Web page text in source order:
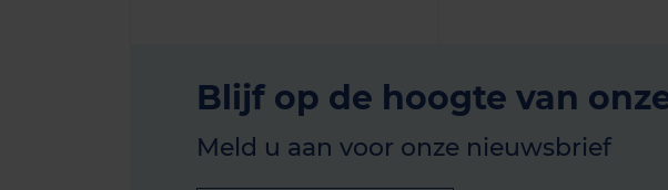
Blijf op de hoogte van
Meld u aan voor onze nieuwsbrief